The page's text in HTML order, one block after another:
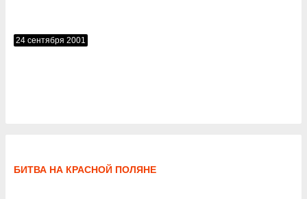
24 сентября 2001
БИТВА НА КРАСНОЙ ПОЛЯНЕ